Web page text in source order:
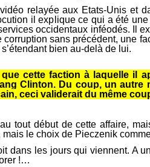
relayée aux Etats-Unis et
il explique ce qui a été
occidentaux inféodés. Il
sans précédent, une
bien au-delà de lui.
que cette faction à laquelle il
Clinton. Du coup, un autre
ceci validerait du même
tout début de cette affaire,
mais le choix de Pieczenik
dans les jours qui viennent. A
!…